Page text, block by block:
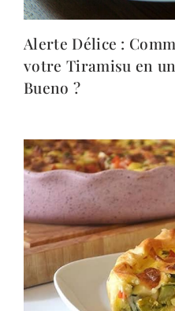
Alerte Délice :
votre Tiramisu en
Bueno ?